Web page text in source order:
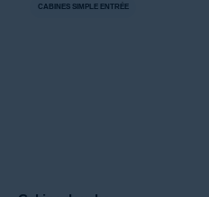
CABINES SIMPLE ENTRÉE